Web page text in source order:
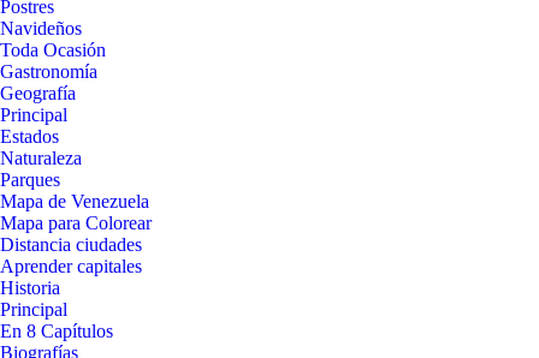
Postres
Navideños
Toda Ocasión
Gastronomía
Geografía
Principal
Estados
Naturaleza
Parques
Mapa de Venezuela
Mapa para Colorear
Distancia ciudades
Aprender capitales
Historia
Principal
En 8 Capítulos
Biografías